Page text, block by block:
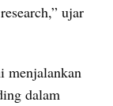
ujar
menjalankan
dalam